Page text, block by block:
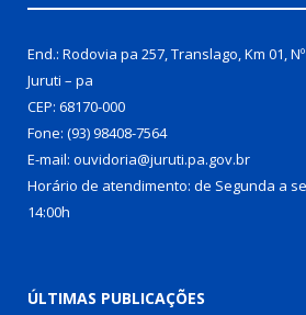
End.: Rodovia pa 257, Translago, Km 01,
Juruti – pa
CEP: 68170-000
Fone: (93) 98408-7564
E-mail: ouvidoria@juruti.pa.gov.br
Horário de atendimento: de Segunda a
14:00h
ÚLTIMAS PUBLICAÇÕES